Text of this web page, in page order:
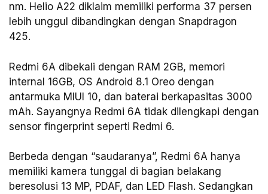
nm. Helio A22 diklaim memiliki performa 37 persen
lebih unggul dibandingkan dengan Snapdragon
425.
Redmi 6A dibekali dengan RAM 2GB, memori
internal 16GB, OS Android 8.1 Oreo dengan
antarmuka MIUI 10, dan baterai berkapasitas 3000
mAh. Sayangnya Redmi 6A tidak dilengkapi dengan
sensor fingerprint seperti Redmi 6.
Berbeda dengan “saudaranya”, Redmi 6A hanya
memiliki kamera tunggal di bagian belakang
beresolusi 13 MP, PDAF, dan LED Flash. Sedangkan